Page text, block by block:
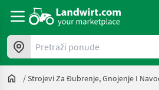
Pretraži ponude
/Strojevi Za Đubrenje, Gnojenje I